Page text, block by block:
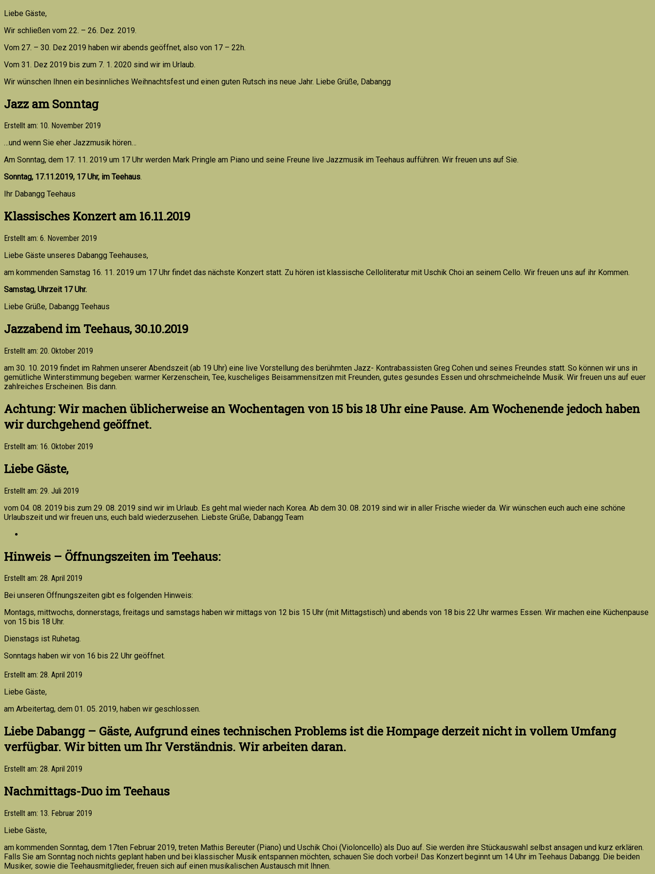
Liebe Gäste,
Wir schließen vom 22. – 26. Dez. 2019.
Vom 27. – 30. Dez 2019 haben wir abends geöffnet, also von 17 – 22h.
Vom 31. Dez 2019 bis zum 7. 1. 2020 sind wir im Urlaub.
Wir wünschen Ihnen ein besinnliches Weihnachtsfest und einen guten Rutsch ins neue Jahr. Liebe Grüße, Dabangg
Jazz am Sonntag
Erstellt am: 10. November 2019
…und wenn Sie eher Jazzmusik hören…
Am Sonntag, dem 17. 11. 2019 um 17 Uhr werden Mark Pringle am Piano und seine Freune live Jazzmusik im Teehaus aufführen. Wir freuen uns auf Sie.
Sonntag, 17.11.2019, 17 Uhr, im Teehaus.
Ihr Dabangg Teehaus
Klassisches Konzert am 16.11.2019
Erstellt am: 6. November 2019
Liebe Gäste unseres Dabangg Teehauses,
am kommenden Samstag 16. 11. 2019 um 17 Uhr findet das nächste Konzert statt. Zu hören ist klassische Celloliteratur mit Uschik Choi an seinem Cello. Wir freuen uns auf ihr Kommen.
Samstag, Uhrzeit 17 Uhr.
Liebe Grüße, Dabangg Teehaus
Jazzabend im Teehaus, 30.10.2019
Erstellt am: 20. Oktober 2019
am 30. 10. 2019 findet im Rahmen unserer Abendszeit (ab 19 Uhr) eine live Vorstellung des berühmten Jazz- Kontrabassisten Greg Cohen und seines Freundes statt. So können wir uns in
gemütliche Winterstimmung begeben: warmer Kerzenschein, Tee, kuscheliges Beisammensitzen mit Freunden, gutes gesundes Essen und ohrschmeichelnde Musik. Wir freuen uns auf euer
zahlreiches Erscheinen. Bis dann.
Achtung: Wir machen üblicherweise an Wochentagen von 15 bis 18 Uhr eine Pause. Am Wochenende jedoch haben
wir durchgehend geöffnet.
Erstellt am: 16. Oktober 2019
Liebe Gäste,
Erstellt am: 29. Juli 2019
vom 04. 08. 2019 bis zum 29. 08. 2019 sind wir im Urlaub. Es geht mal wieder nach Korea. Ab dem 30. 08. 2019 sind wir in aller Frische wieder da. Wir wünschen euch auch eine schöne
Urlaubszeit und wir freuen uns, euch bald wiederzusehen. Liebste Grüße, Dabangg Team
Hinweis – Öffnungszeiten im Teehaus:
Erstellt am: 28. April 2019
Bei unseren Öffnungszeiten gibt es folgenden Hinweis:
Montags, mittwochs, donnerstags, freitags und samstags haben wir mittags von 12 bis 15 Uhr (mit Mittagstisch) und abends von 18 bis 22 Uhr warmes Essen. Wir machen eine Küchenpause
von 15 bis 18 Uhr.
Dienstags ist Ruhetag.
Sonntags haben wir von 16 bis 22 Uhr geöffnet.
Erstellt am: 28. April 2019
Liebe Gäste,
am Arbeitertag, dem 01. 05. 2019, haben wir geschlossen.
Liebe Dabangg – Gäste, Aufgrund eines technischen Problems ist die Hompage derzeit nicht in vollem Umfang
verfügbar. Wir bitten um Ihr Verständnis. Wir arbeiten daran.
Erstellt am: 28. April 2019
Nachmittags-Duo im Teehaus
Erstellt am: 13. Februar 2019
Liebe Gäste,
am kommenden Sonntag, dem 17ten Februar 2019, treten Mathis Bereuter (Piano) und Uschik Choi (Violoncello) als Duo auf. Sie werden ihre Stückauswahl selbst ansagen und kurz erklären.
Falls Sie am Sonntag noch nichts geplant haben und bei klassischer Musik entspannen möchten, schauen Sie doch vorbei! Das Konzert beginnt um 14 Uhr im Teehaus Dabangg. Die beiden
Musiker, sowie die Teehausmitglieder, freuen sich auf einen musikalischen Austausch mit Ihnen.